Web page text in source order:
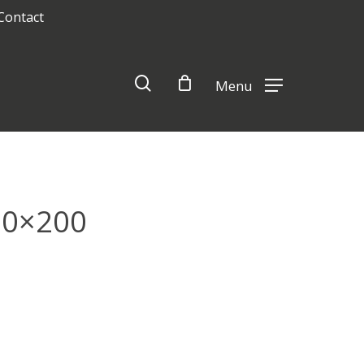
Menu
search